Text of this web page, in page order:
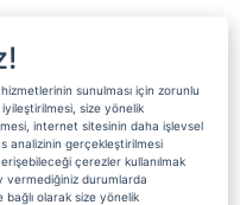
sunulması için zorunlu
size yönelik
internet sitesinin daha işlevsel
analizinin gerçekleştirilmesi
çerezler kullanılmak
vermediğiniz durumlarda
bağlı olarak size yönelik